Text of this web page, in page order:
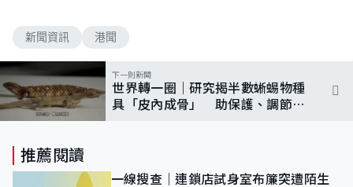
新聞資訊 港聞
下一則新聞
世界轉一圈｜研究揭半數蜥蜴物種
具「皮內成骨」 助保護、調節體
推薦閱讀
一線搜查｜連鎖店試身室布簾突遭陌生